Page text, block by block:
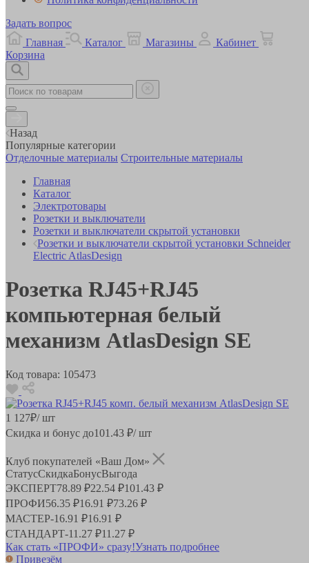
Задать вопрос
Главная
Каталог Магазины
Кабинет
Корзина
Назад
Популярные категории
Отделочные материалы Строительные материалы
Главная
Каталог
Электротовары
Розетки и выключатели
Розетки и выключатели скрытой установки
Розетки и выключатели скрытой установки Schneider
Electric AtlasDesign
Розетка RJ45+RJ45
компьютерная белый
механизм AtlasDesign SE
Код товара: 105473
1 127₽/ шт
Скидка и бонус до101.43 ₽/ шт
Клуб покупателей «Ваш Дом»
СтатусСкидкаБонусВыгода
ЭКСПЕРТ78.89 ₽22.54 ₽101.43 ₽
ПРОФИ56.35 ₽16.91 ₽73.26 ₽
МАСТЕР-16.91 ₽16.91 ₽
СТАНДАРТ-11.27 ₽11.27 ₽
Как стать «ПРОФИ» сразу!Узнать подробнее
Привезём